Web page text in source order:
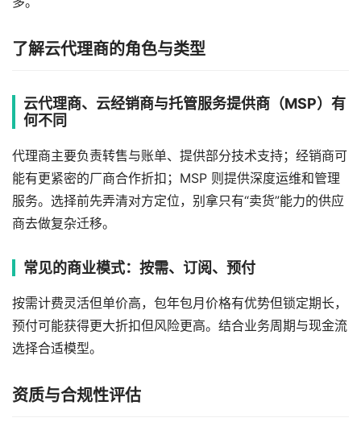
了解云代理商的角色与类型
云代理商、云经销商与托管服务提供商（MSP）有
何不同
代理商主要负责转售与账单、提供部分技术支持；经销商可
能有更紧密的厂商合作折扣；MSP 则提供深度运维和管理
服务。选择前先弄清对方定位，别拿只有“卖货”能力的供应
商去做复杂迁移。
常见的商业模式：按需、订阅、预付
按需计费灵活但单价高，包年包月价格有优势但锁定期长，
预付可能获得更大折扣但风险更高。结合业务周期与现金流
选择合适模型。
资质与合规性评估